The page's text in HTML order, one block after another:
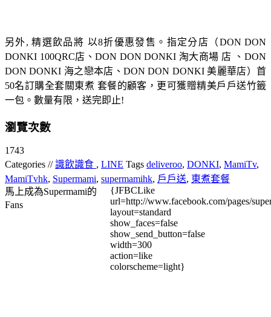
另外, 精選飲品將 以8折優惠發售。指定分店（DON DON
DONKI 100QRC店、DON DON DONKI 淘大商場 店 、DON
DON DONKI 海之戀本店、DON DON DONKI 美麗華店）首
50名訂購全套關東煮 套餐的顧客，更可獲贈精美戶戶送竹籤
一包。數量有限，送完即止!
瀏覽次數
1743
Categories //識飲識食 , LINE Tags deliveroo, DONKI, MamiTv,
MamiTvhk, Supermami, supermamihk, 戶戶送, 東煮套餐
馬上成為Supermami的
Fans
{JFBCLike
url=http://www.facebook.com/pages/
layout=standard
show_faces=false
show_send_button=false
width=300
action=like
colorscheme=light}